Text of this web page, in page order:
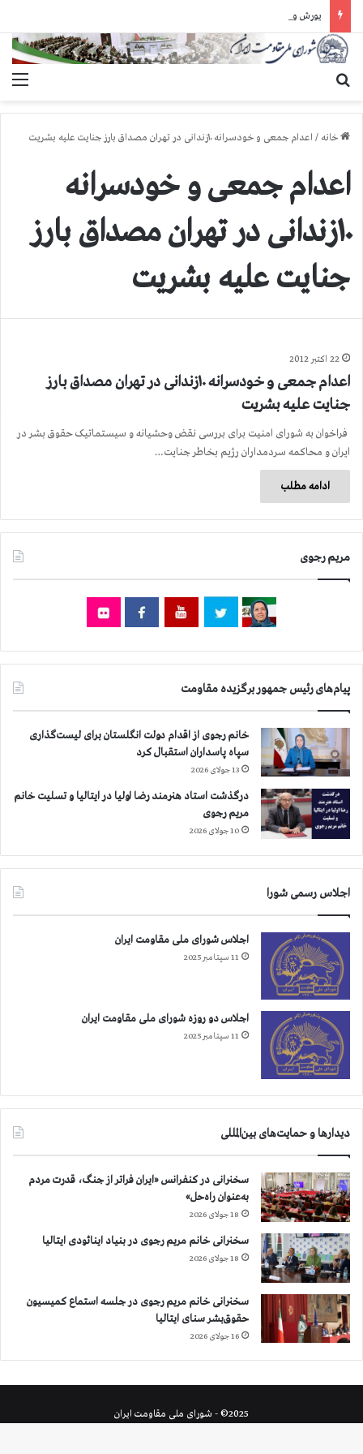
خانه / اعدام جمعی و خودسرانه ۱۰زندانی در تهران مصداق بارز جنایت علیه بشریت
اعدام جمعی و خودسرانه
۱۰زندانی در تهران مصداق بارز
جنایت علیه بشریت
22 اکتبر 2012
اعدام جمعی و خودسرانه ۱۰زندانی در تهران مصداق بارز
جنایت علیه بشریت
فراخوان به شورای امنیت برای بررسی نقض وحشیانه و سیستماتیک حقوق بشر در
ایران و محاکمه سردمداران رژیم بخاطر جنایت…
ادامه مطلب
مریم رجوی
پیام‌های رئیس جمهور برگزیده مقاومت
خانم رجوی از اقدام دولت انگلستان برای لیست‌گذاری
سپاه پاسداران استقبال کرد
13 جولای 2026
درگذشت استاد هنرمند رضا اولیا در ایتالیا و تسلیت خانم
مریم رجوی
10 جولای 2026
اجلاس رسمی شورا
اجلاس شورای ملی مقاومت ایران
11 سپتامبر 2025
اجلاس دو روزه شورای ملی مقاومت ایران
11 سپتامبر 2025
دیدارها و حمایت‌های بین‌المللی
سخنرانی در کنفرانس «ایران فراتر از جنگ، قدرت مردم
به‌عنوان راه‌حل»
18 جولای 2026
سخنرانی خانم مریم رجوی در بنیاد اینائودی ایتالیا
18 جولای 2026
سخنرانی خانم مریم رجوی در جلسه استماع کمیسیون
حقوق‌بشر سنای ایتالیا
16 جولای 2026
2025© - شورای ملی مقاومت ایران